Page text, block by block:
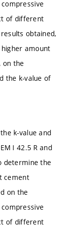
of different
obtained,
amount
on the
the k-value of
k-value and
I 42.5 R and
determine the
cement
on the
of different